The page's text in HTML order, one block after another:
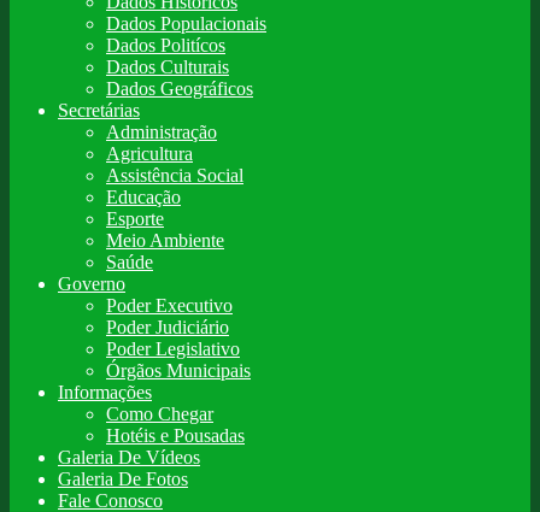
Dados Populacionais
Dados Politícos
Dados Culturais
Dados Geográficos
Secretárias
Administração
Agricultura
Assistência Social
Educação
Esporte
Meio Ambiente
Saúde
Governo
Poder Executivo
Poder Judiciário
Poder Legislativo
Órgãos Municipais
Informações
Como Chegar
Hotéis e Pousadas
Galeria De Vídeos
Galeria De Fotos
Fale Conosco